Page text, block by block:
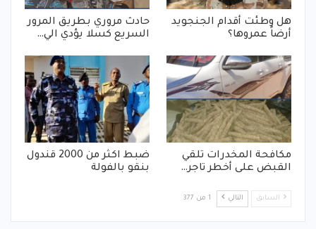
هل وطئت أقدام الجنجويد
أرضاً عمروها؟
حادث مروري بطريق المرور
السريع كسلا يؤدي الي…
مكافحة المخدرات تلقي
القبض على أخطر تاجر…
ضبط اكثر من 2000 قندول
بنقو بالفولة
السابق التالي 1 من 377